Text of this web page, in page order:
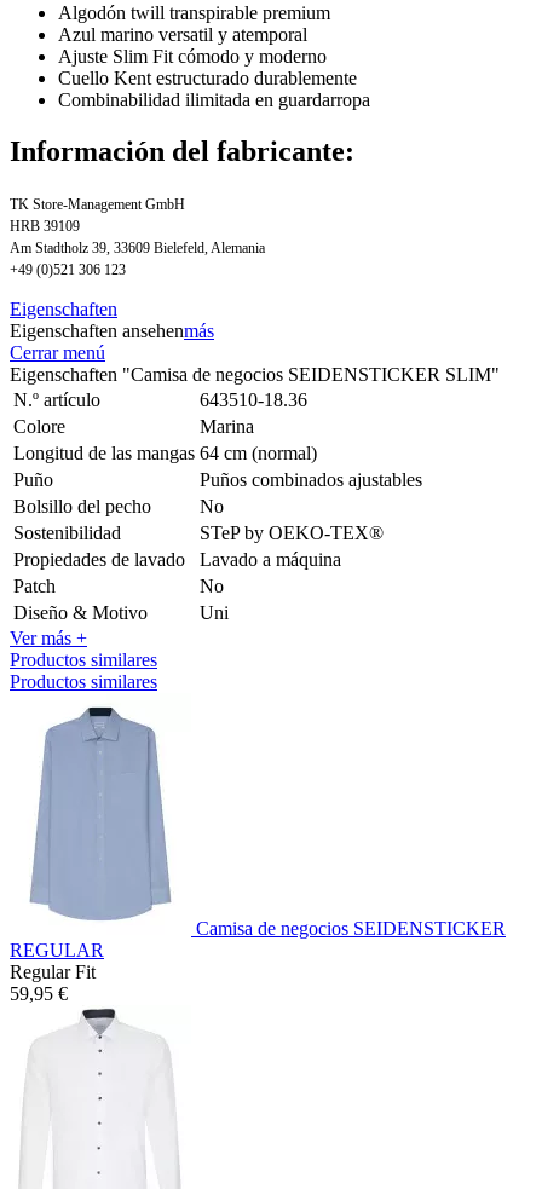
Algodón twill transpirable premium
Azul marino versatil y atemporal
Ajuste Slim Fit cómodo y moderno
Cuello Kent estructurado durablemente
Combinabilidad ilimitada en guardarropa
Información del fabricante:
TK Store-Management GmbH
HRB 39109
Am Stadtholz 39, 33609 Bielefeld, Alemania
+49 (0)521 306 123
Eigenschaften
Eigenschaften ansehenmás
Cerrar menú
Eigenschaften "Camisa de negocios SEIDENSTICKER SLIM"
N.º artículo
643510-18.36
Colore
Marina
Longitud de las mangas 64 cm (normal)
Puño
Puños combinados ajustables
Bolsillo del pecho
No
Sostenibilidad
STeP by OEKO-TEX®
Propiedades de lavado
Lavado a máquina
Patch
No
Diseño & Motivo
Uni
Ver más +
Productos similares
Productos similares
Camisa de negocios SEIDENSTICKER
REGULAR
Regular Fit
59,95 €